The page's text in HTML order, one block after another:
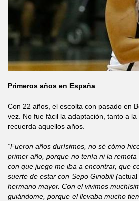
Primeros años en España
Con 22 años, el escolta con pasado en
vez. No fue fácil la adaptación, tanto a
recuerda aquellos años.
“Fueron años durísimos, no sé cómo
primer año, porque no tenía ni la
con que juego me iba a encontrar, que
suerte de estar con Sepo Ginobili (
hermano mayor. Con el vivimos
guiándome, porque el llevaba mucho